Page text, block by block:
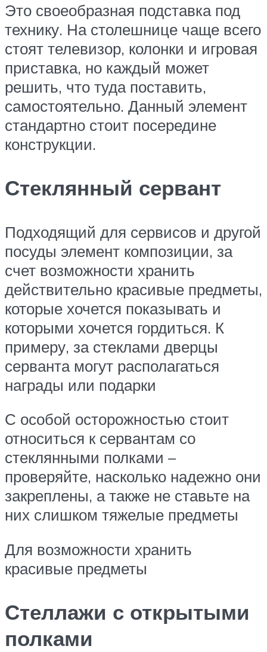
Это своеобразная подставка под
технику. На столешнице чаще всего
стоят телевизор, колонки и игровая
приставка, но каждый может
решить, что туда поставить,
самостоятельно. Данный элемент
стандартно стоит посередине
конструкции.
Стеклянный сервант
Подходящий для сервисов и другой
посуды элемент композиции, за
счет возможности хранить
действительно красивые предметы,
которые хочется показывать и
которыми хочется гордиться. К
примеру, за стеклами дверцы
серванта могут располагаться
награды или подарки
С особой осторожностью стоит
относиться к сервантам со
стеклянными полками –
проверяйте, насколько надежно они
закреплены, а также не ставьте на
них слишком тяжелые предметы
Для возможности хранить
красивые предметы
Стеллажи с открытыми
полками